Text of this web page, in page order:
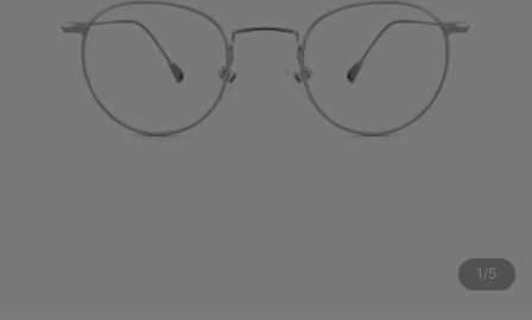
1 /5